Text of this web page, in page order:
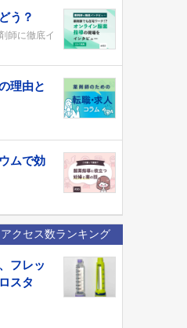
う？
師に徹底イ
理由と
ムで効
クセス数ランキング
フレッ
スタ